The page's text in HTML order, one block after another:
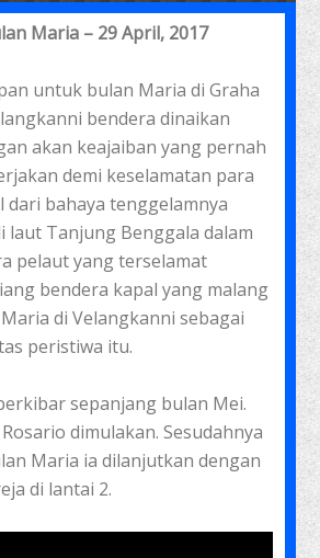
Maria – 29 April, 2017
untuk bulan Maria di Graha
bendera dinaikan
akan keajaiban yang pernah
demi keselamatan para
bahaya tenggelamnya
laut Tanjung Benggala dalam
pelaut yang terselamat
bendera kapal yang malang
di Velangkanni sebagai
peristiwa itu.
sepanjang bulan Mei.
dimulakan. Sesudahnya
Maria ia dilanjutkan dengan
di lantai 2.